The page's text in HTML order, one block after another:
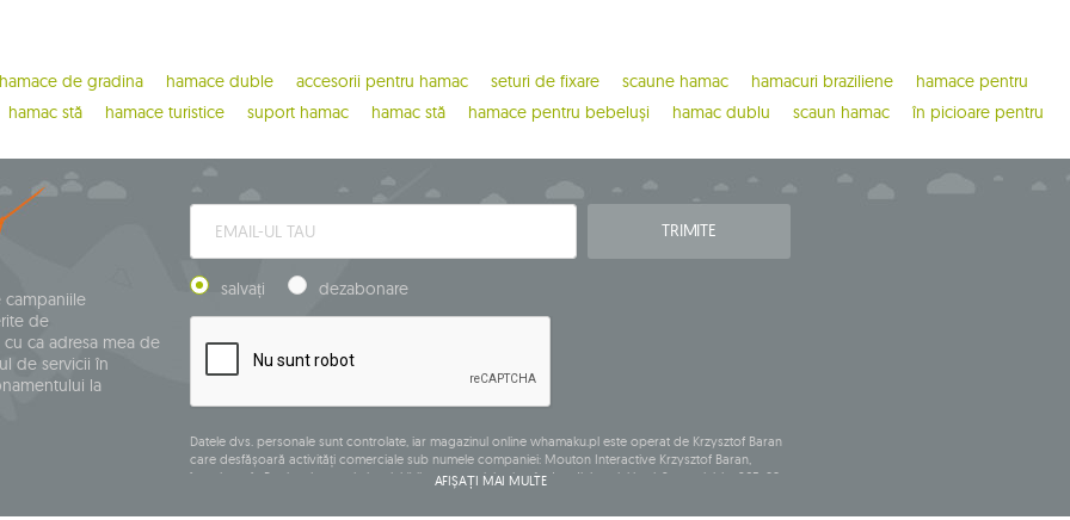
hamace de gradina hamace duble accesorii pentru hamac seturi de fixare scaune hamac hamacuri braziliene
hamace pentru
hamac stă hamace turistice suport hamac hamac stă hamace pentru bebeluși hamac dublu scaun hamac
în picioare pentru
campaniile
de
ca adresa mea de
de servicii în
la
TRIMITE
salvați dezabonare
Datele dvs. personale sunt controlate, iar magazinul online whamaku.pl este operat de Krzysztof Baran
care desfășoară activități comerciale sub numele companiei: Mouton Interactive Krzysztof Baran,
înregistrat în Registrul central al activităților comerciale și având sediul social la ul. Starowiejska 265, 08-
110 Siedlce, NIP (număr de identificare fiscală): 821-152-01-37, REGON (număr statistic): 711650928.
AFIȘAȚI MAI MULTE